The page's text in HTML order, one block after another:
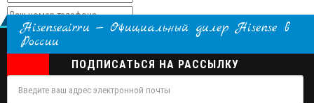
Заказать звонок
Hisenseair.ru — Официальный дилер Hisense в
России
ПОДПИСАТЬСЯ НА РАССЫЛКУ